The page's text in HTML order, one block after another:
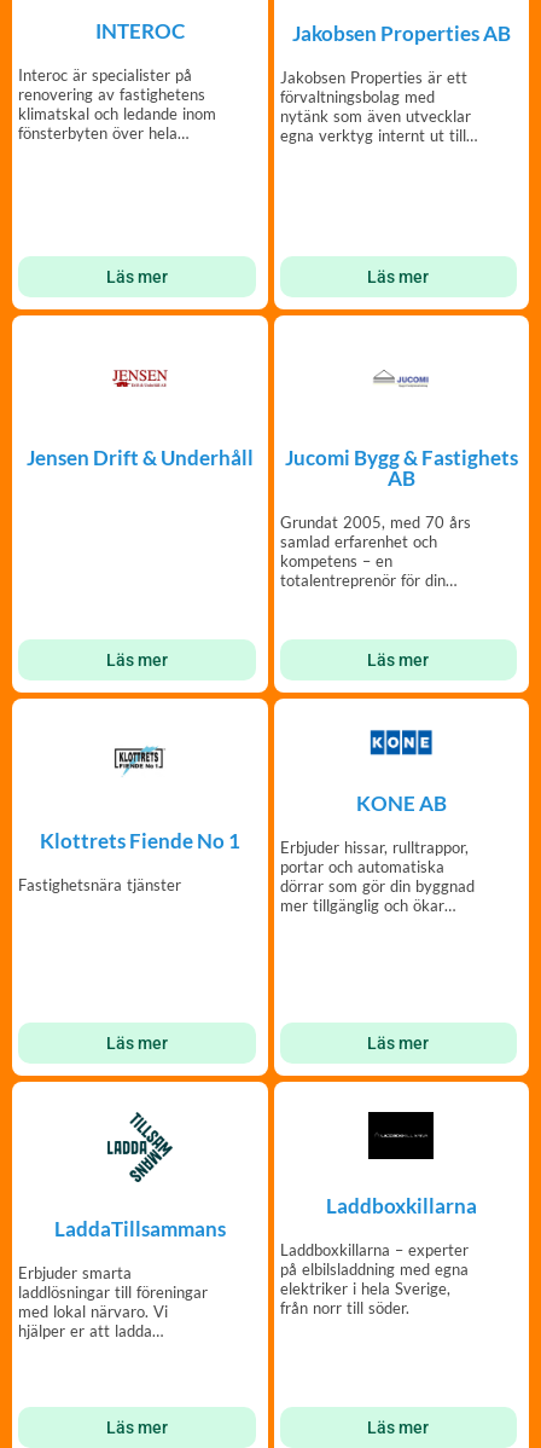
INTEROC
Interoc är specialister på
renovering av fastighetens
klimatskal och ledande inom
fönsterbyten över hela
Läs mer
Jakobsen Properties AB
Jakobsen Properties är ett
förvaltningsbolag med
nytänk som även utvecklar
egna verktyg internt ut till
Läs mer
Jensen Drift & Underhåll
Läs mer
Jucomi Bygg & Fastighets
AB
Grundat 2005, med 70 års
samlad erfarenhet och
kompetens – en
totalentreprenör för din
Läs mer
Klottrets Fiende No 1
Fastighetsnära tjänster
Läs mer
KONE AB
Erbjuder hissar, rulltrappor,
portar och automatiska
dörrar som gör din byggnad
mer tillgänglig och ökar
Läs mer
LaddaTillsammans
Erbjuder smarta
laddlösningar till föreningar
med lokal närvaro. Vi
hjälper er att ladda
Läs mer
Laddboxkillarna
Laddboxkillarna – experter
på elbilsladdning med egna
elektriker i hela Sverige,
från norr till söder.
Läs mer